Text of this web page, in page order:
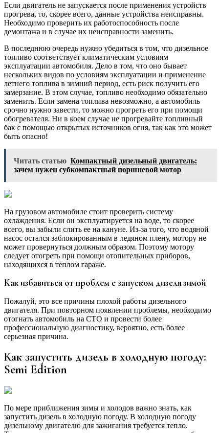
Если двигатель не запускается после применения устройств
прогрева, то, скорее всего, данные устройства неисправны.
Необходимо проверить их работоспособность после
демонтажа и в случае их неисправности заменить.
В последнюю очередь нужно убедиться в том, что дизельное
топливо соответствует климатическим условиям
эксплуатации автомобиля. Дело в том, что оно бывает
нескольких видов по условиям эксплуатации и применение
летнего топлива в зимний период, есть риск получить его
замерзание. В этом случае, топливо необходимо обязательно
заменить. Если замена топлива невозможно, а автомобиль
срочно нужно завести, то можно прогреть его при помощи
обогревателя. Ни в коем случае не прогревайте топливный
бак с помощью открытых источников огня, так как это может
быть опасно!
Читать статью Компактный дизельный двигатель:
зачем нужен субкомпактный поршневой мотор
На грузовом автомобиле стоит проверить систему
охлаждения. Если он эксплуатируется на воде, то скорее
всего, вы забыли слить ее на кануне. Из-за того, что водяной
насос остался заблокированным в ледяном плену, мотору не
может провернуться должным образом. Поэтому мотору
следует отогреть при помощи отопительных приборов,
находящихся в теплом гараже.
Как избавиться от проблем с запуском дизеля зимой
Пожалуй, это все причины плохой работы дизельного
двигателя. При повторном появлении проблемы, необходимо
отогнать автомобиль на СТО и провести более
профессиональную диагностику, вероятно, есть более
серьезная причина.
Как запустить дизель в холодную погоду:
Semi Edition
По мере приближения зимы и холодов важно знать, как
запустить дизель в холодную погоду. В холодную погоду
дизельному двигателю для зажигания требуется тепло.